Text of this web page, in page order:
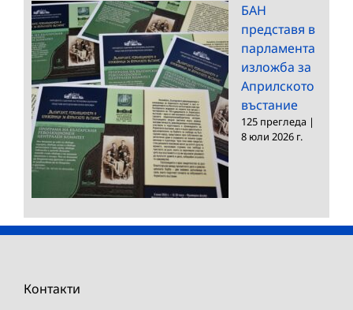
БАН
представя в
парламента
изложба за
Априлското
въстание
125 прегледа |
8 юли 2026 г.
Контакти